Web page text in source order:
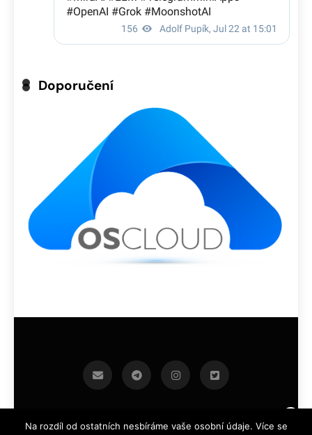
Doporučení
infoek.cz 2026.Developed By BlazeThemes .
Na rozdíl od ostatních nesbíráme vaše osobní údaje. Více se